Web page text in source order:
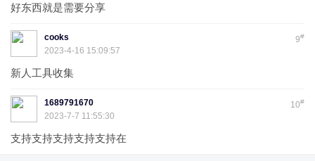
好东西就是需要分享
9#
cooks
2023-4-16 15:09:57
新人工具收集
10#
1689791670
2023-7-7 11:55:30
支持支持支持支持支持在